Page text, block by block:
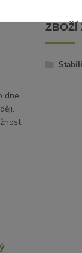
dne
ZBOŽÍ